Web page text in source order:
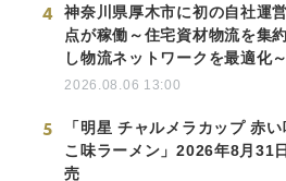
4
神奈川県厚木市に初の自社運
点が稼働～住宅資材物流を集
し物流ネットワークを最適化～
2026.08.06 13:00
5
「明星 チャルメラカップ 赤
こ味ラーメン」2026年8月31
売